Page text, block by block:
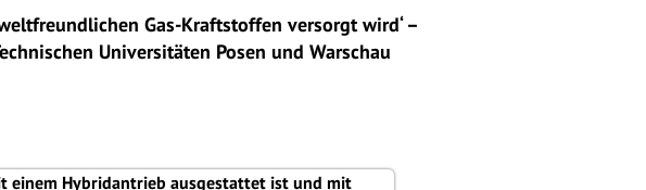
Gas-Kraftstoffen versorgt wird‘ –
Universitäten Posen und Warschau